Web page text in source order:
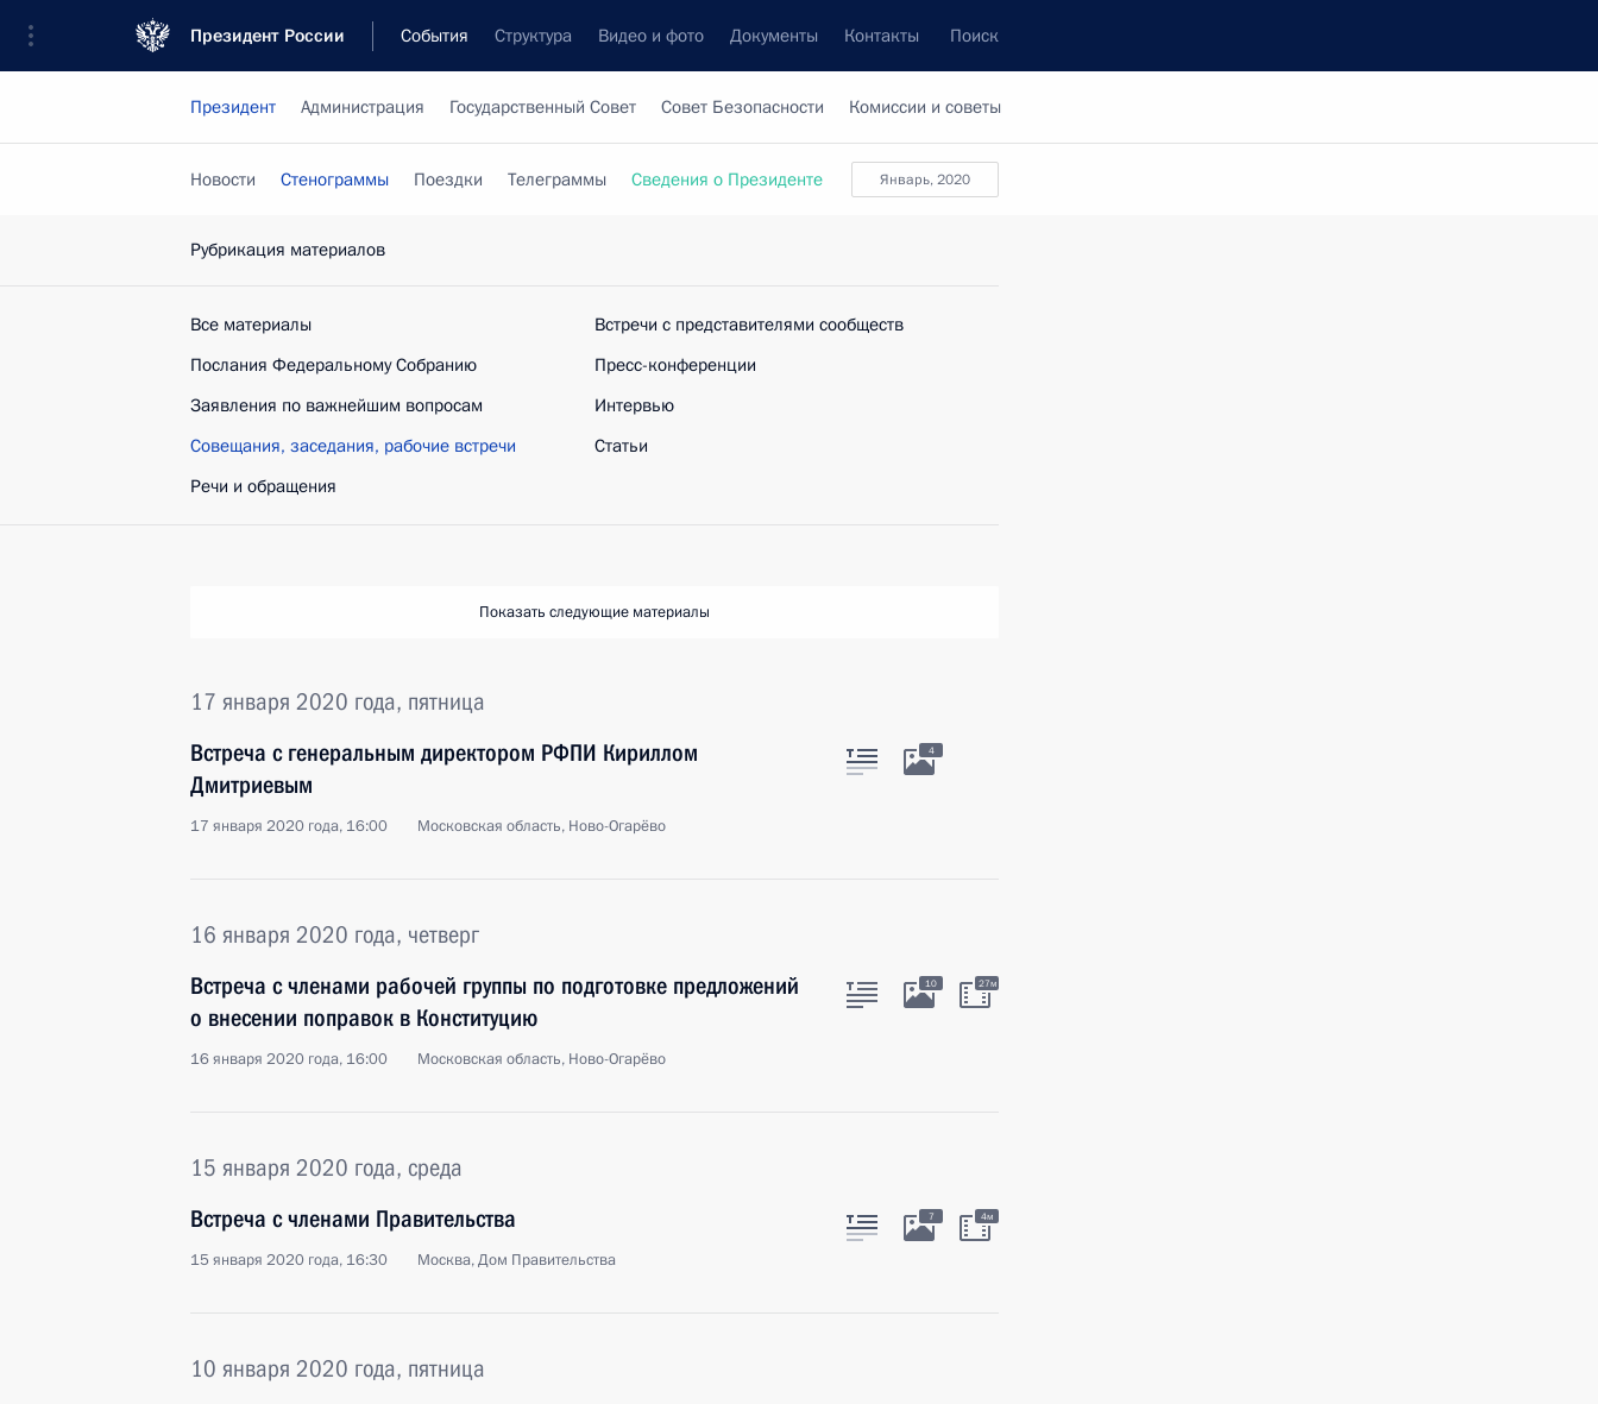
Президент России События Структура Видео и фото Документы Контакты Поиск
Президент Администрация Государственный Совет Совет Безопасности Комиссии и советы
январь, 2020
Новости Стенограммы Поездки Телеграммы Сведения о Президенте
Рубрикация материалов
Все материалы
Послания Федеральному Собранию
Заявления по важнейшим вопросам
Совещания, заседания, рабочие встречи
Речи и обращения
Встречи с представителями сообществ
Пресс-конференции
Интервью
Статьи
Показать следующие материалы
17 января 2020 года, пятница
Встреча с генеральным директором РФПИ Кириллом
Дмитриевым
17 января 2020 года, 16:00 Московская область, Ново-Огарёво
4
16 января 2020 года, четверг
Встреча с членами рабочей группы по подготовке предложений
о внесении поправок в Конституцию
16 января 2020 года, 16:00 Московская область, Ново-Огарёво
10 27м
15 января 2020 года, среда
Встреча с членами Правительства
15 января 2020 года, 16:30 Москва, Дом Правительства
7 4м
10 января 2020 года, пятница